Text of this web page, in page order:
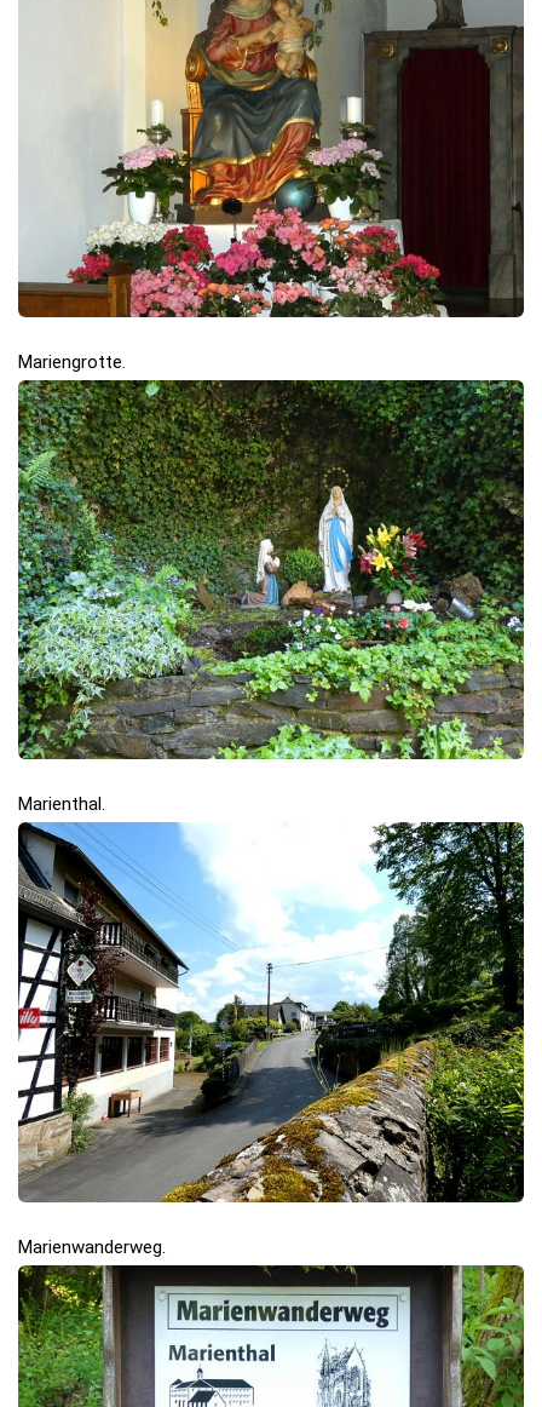
Mariengrotte.
Marienthal.
Marienwanderweg.